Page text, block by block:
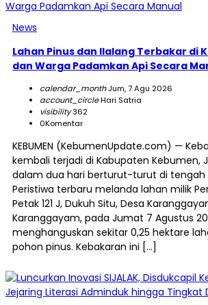
News
Lahan Pinus dan Ilalang Terbakar di
dan Warga Padamkan Api Secara
calendar_monthJum, 7 Agu 2026
account_circleHari Satria
visibility362
0Komentar
KEBUMEN (KebumenUpdate.com) —
kembali terjadi di Kabupaten Kebumen,
dalam dua hari berturut-turut di tengah
Peristiwa terbaru melanda lahan milik
Petak 121 J, Dukuh Situ, Desa
Karanggayam, pada Jumat 7 Agustus
menghanguskan sekitar 0,25 hektare
pohon pinus. Kebakaran ini […]